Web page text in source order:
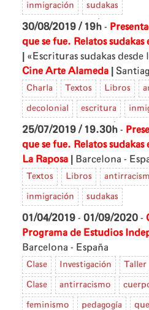
inmigración sudakas
30/08/2019 / 19h -
que se fue. Relatos
«Escrituras sudakas
Cine Arte Alameda
Charla Textos Libros
decolonial escritura
25/07/2019 / 19.30h -
que se fue. Relatos
La Raposa
Barcelona -
Textos Libros
inmigración sudakas
01/04/2019 - 01/09/2020 -
Programa de Estudios
Barcelona - España
Clase Investigación Taller
Clase antirracismo
feminismo pedagogía